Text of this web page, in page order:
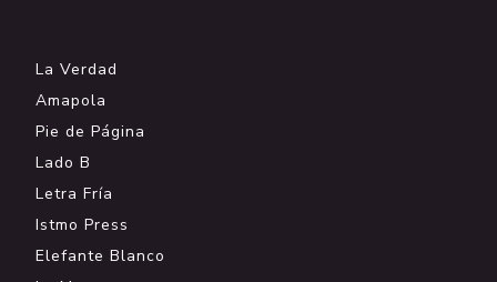
La Verdad
Amapola
Pie de Página
Lado B
Letra Fría
Istmo Press
Elefante Blanco